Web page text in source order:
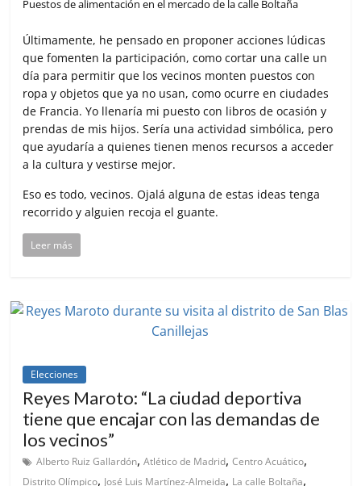
Puestos de alimentación en el mercado de la calle Boltaña
Últimamente, he pensado en proponer acciones lúdicas
que fomenten la participación, como cortar una calle un
día para permitir que los vecinos monten puestos con
ropa y objetos que ya no usan, como ocurre en ciudades
de Francia. Yo llenaría mi puesto con libros de ocasión y
prendas de mis hijos. Sería una actividad simbólica, pero
que ayudaría a quienes tienen menos recursos a acceder
a la cultura y vestirse mejor.
Eso es todo, vecinos. Ojalá alguna de estas ideas tenga
recorrido y alguien recoja el guante.
Leer más
Elecciones
Reyes Maroto: “La ciudad deportiva
tiene que encajar con las demandas de
los vecinos”
Alberto Ruiz Gallardón,Atlético de Madrid,Centro Acuático,
Distrito Olímpico, José Luis Martínez-Almeida, La calle Boltaña,